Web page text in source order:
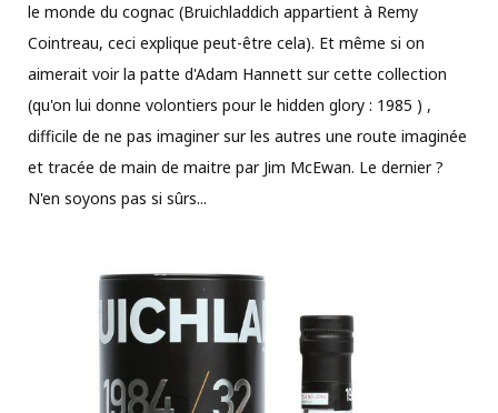
le monde du cognac (Bruichladdich appartient à Remy
Cointreau, ceci explique peut-être cela). Et même si on
aimerait voir la patte d'Adam Hannett sur cette collection
(qu'on lui donne volontiers pour le hidden glory : 1985 ) ,
difficile de ne pas imaginer sur les autres une route imaginée
et tracée de main de maitre par Jim McEwan. Le dernier ?
N'en soyons pas si sûrs...